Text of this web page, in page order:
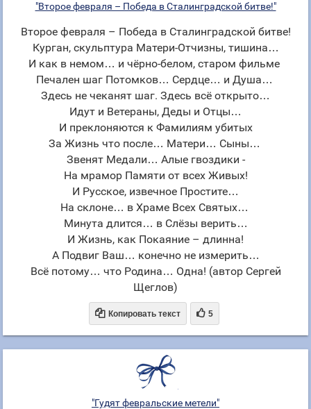
"Второе февраля – Победа в Сталинградской битве!"
Второе февраля – Победа в Сталинградской битве!
Курган, скульптура Матери-Отчизны, тишина…
И как в немом… и чёрно-белом, старом фильме
Печален шаг Потомков… Сердце… и Душа…
Здесь не чеканят шаг. Здесь всё открыто…
Идут и Ветераны, Деды и Отцы…
И преклоняются к Фамилиям убитых
За Жизнь что после… Матери… Сыны…
Звенят Медали… Алые гвоздики -
На мрамор Памяти от всех Живых!
И Русское, извечное Простите…
На склоне… в Храме Всех Святых…
Минута длится… в Слёзы верить…
И Жизнь, как Покаяние – длинна!
А Подвиг Ваш… конечно не измерить…
Всё потому… что Родина… Одна! (автор Сергей
Щеглов)
 Копировать текст  5
"Гудят февральские метели"